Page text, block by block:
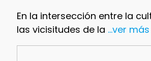
En la intersección entre la
las vicisitudes de la ...ver más